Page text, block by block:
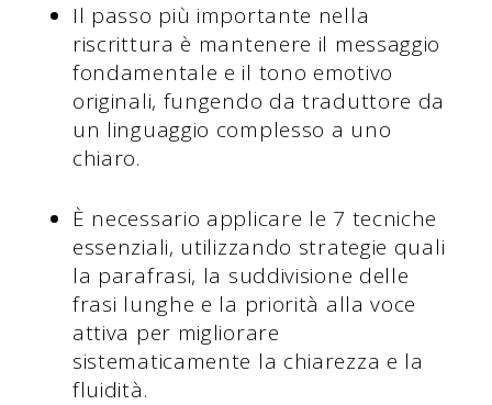
Il passo più importante nella
riscrittura è mantenere il messaggio
fondamentale e il tono emotivo
originali, fungendo da traduttore da
un linguaggio complesso a uno
chiaro.
È necessario applicare le 7 tecniche
essenziali, utilizzando strategie quali
la parafrasi, la suddivisione delle
frasi lunghe e la priorità alla voce
attiva per migliorare
sistematicamente la chiarezza e la
fluidità.